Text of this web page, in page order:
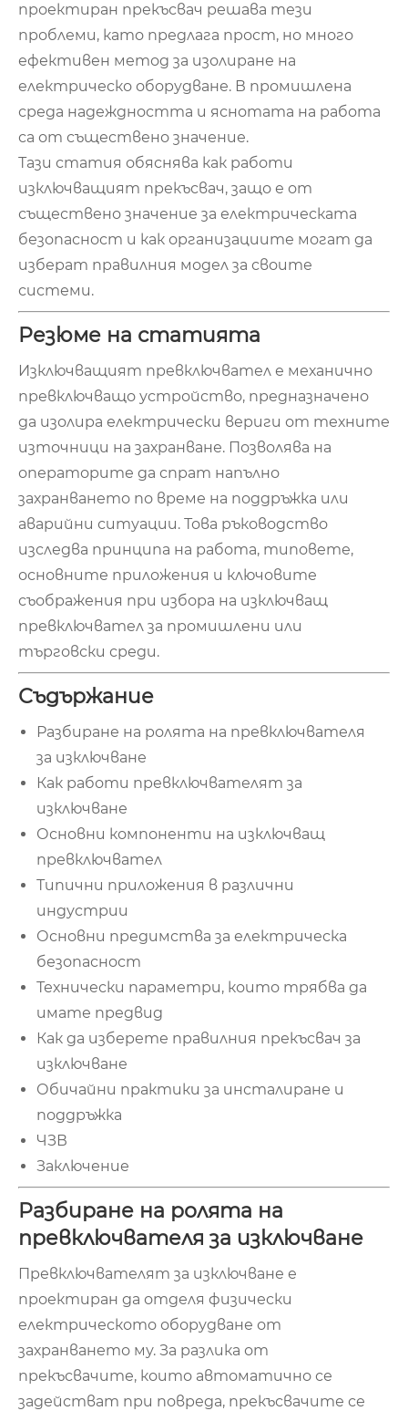
проектиран прекъсвач решава тези
проблеми, като предлага прост, но много
ефективен метод за изолиране на
електрическо оборудване. В промишлена
среда надеждността и яснотата на работа
са от съществено значение.
Тази статия обяснява как работи
изключващият прекъсвач, защо е от
съществено значение за електрическата
безопасност и как организациите могат да
изберат правилния модел за своите
системи.
Резюме на статията
Изключващият превключвател е механично
превключващо устройство, предназначено
да изолира електрически вериги от техните
източници на захранване. Позволява на
операторите да спрат напълно
захранването по време на поддръжка или
аварийни ситуации. Това ръководство
изследва принципа на работа, типовете,
основните приложения и ключовите
съображения при избора на изключващ
превключвател за промишлени или
търговски среди.
Съдържание
Разбиране на ролята на превключвателя
за изключване
Как работи превключвателят за
изключване
Основни компоненти на изключващ
превключвател
Типични приложения в различни
индустрии
Основни предимства за електрическа
безопасност
Технически параметри, които трябва да
имате предвид
Как да изберете правилния прекъсвач за
изключване
Обичайни практики за инсталиране и
поддръжка
ЧЗВ
Заключение
Разбиране на ролята на
превключвателя за изключване
Превключвателят за изключване е
проектиран да отделя физически
електрическото оборудване от
захранването му. За разлика от
прекъсвачите, които автоматично се
задействат при повреда, прекъсвачите се